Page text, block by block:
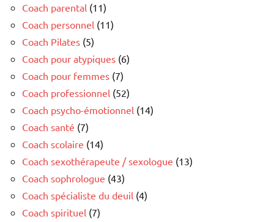
Coach parental (11)
Coach personnel (11)
Coach Pilates (5)
Coach pour atypiques (6)
Coach pour femmes (7)
Coach professionnel (52)
Coach psycho-émotionnel (14)
Coach santé (7)
Coach scolaire (14)
Coach sexothérapeute / sexologue (13)
Coach sophrologue (43)
Coach spécialiste du deuil (4)
Coach spirituel (7)